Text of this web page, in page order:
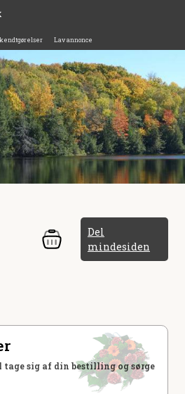
Lav annonce
Del
mindesiden
sig af din bestilling og sørge